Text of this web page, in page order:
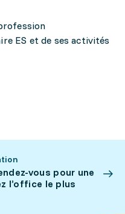
ES et de ses activités
vous pour une
l’office le plus